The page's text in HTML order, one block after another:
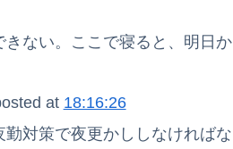
ない。ここで寝ると、明日か
at 18:16:26
対策で夜更かししなければな